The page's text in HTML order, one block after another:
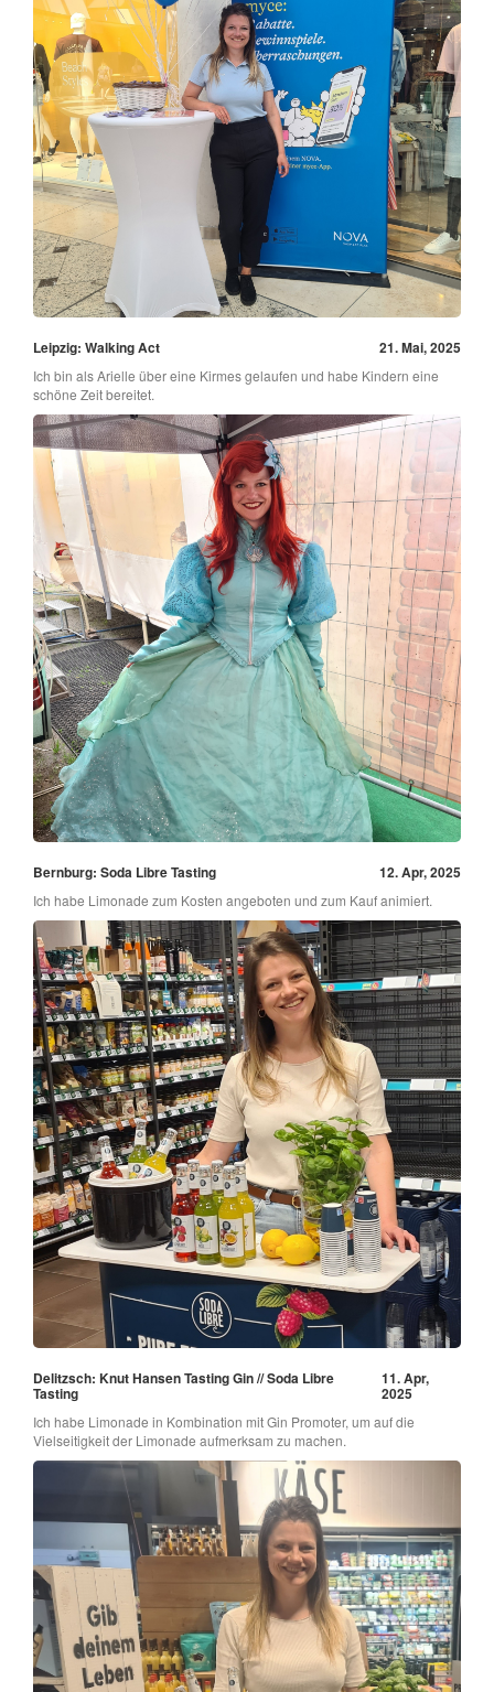
Leipzig: Walking Act 21. Mai, 2025
Ich bin als Arielle über eine Kirmes gelaufen und habe Kindern eine
schöne Zeit bereitet.
Bernburg: Soda Libre Tasting 12. Apr, 2025
Ich habe Limonade zum Kosten angeboten und zum Kauf animiert.
Delitzsch: Knut Hansen Tasting Gin // Soda Libre
Tasting
11. Apr,
2025
Ich habe Limonade in Kombination mit Gin Promoter, um auf die
Vielseitigkeit der Limonade aufmerksam zu machen.